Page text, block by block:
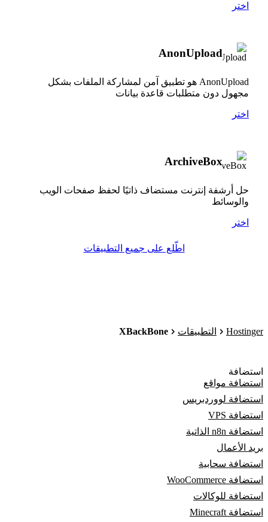
اختر
AnonUpload
AnonUpload هو تطبيق آمن لمشاركة الملفات بشكل
مجهول دون متطلبات قاعدة بيانات
اختر
ArchiveBox
حل أرشفة إنترنت مستضاف ذاتيًا لحفظ صفحات الويب
والوسائط
اختر
اطّلع على جميع التطبيقات
Hostinger التطبيقات XBackBone
استضافة
استضافة مواقع
استضافة لووردبريس
استضافة VPS
استضافة n8n الذاتية
بريد الأعمال
استضافة سحابية
استضافة WooCommerce
استضافة للوكالات
استضافة Minecraft